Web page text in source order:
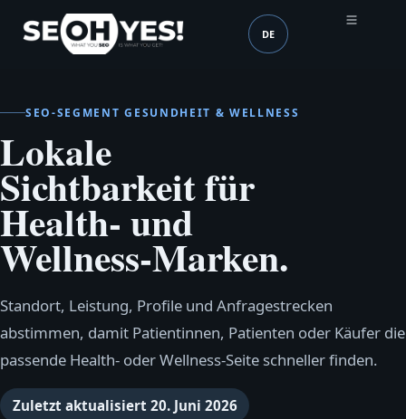
SEOH Sprache (mobile
DE
SEO‑SEGMENT GESUNDHEIT & WELLNESS
Lokale
Sichtbarkeit für
Health- und
Wellness‑Marken.
Standort, Leistung, Profile und Anfragestrecken
abstimmen, damit Patientinnen, Patienten oder Käufer die
passende Health‑ oder Wellness‑Seite schneller finden.
Zuletzt aktualisiert 20. Juni 2026